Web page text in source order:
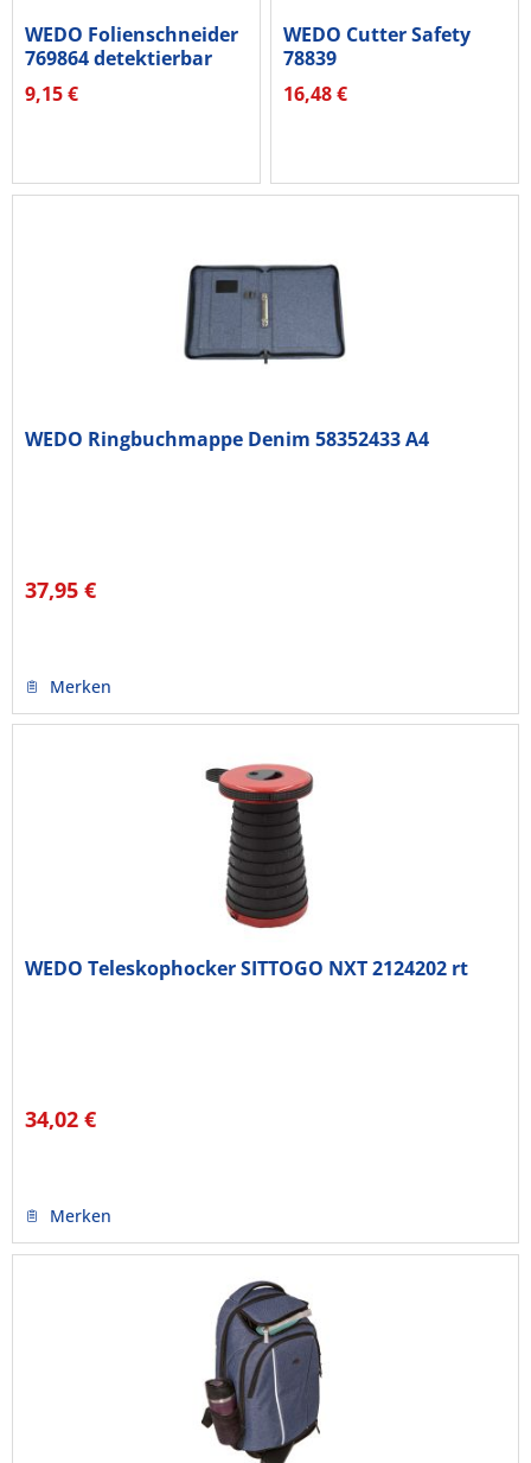
WEDO Folienschneider
769864 detektierbar
9,15 €
WEDO Cutter Safety
78839
16,48 €
WEDO Ringbuchmappe Denim 58352433 A4
37,95 €
Merken
WEDO Teleskophocker SITTOGO NXT 2124202 rt
34,02 €
Merken